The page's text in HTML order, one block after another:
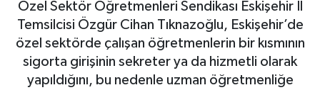
Özel Sektör Öğretmenleri Sendikası Eskişehir İl
Temsilcisi Özgür Cihan Tıknazoğlu, Eskişehir’de
özel sektörde çalışan öğretmenlerin bir kısmının
sigorta girişinin sekreter ya da hizmetli olarak
yapıldığını, bu nedenle uzman öğretmenliğe
Ekonomi
Sağlık
Son Dakika Haberleri
Haber Arşivi